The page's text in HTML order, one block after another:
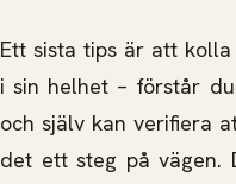
Ett sista tips är att
i sin helhet – förstår
och själv kan verifiera
det ett steg på vägen.